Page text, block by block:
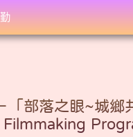
「部落之眼~城鄉